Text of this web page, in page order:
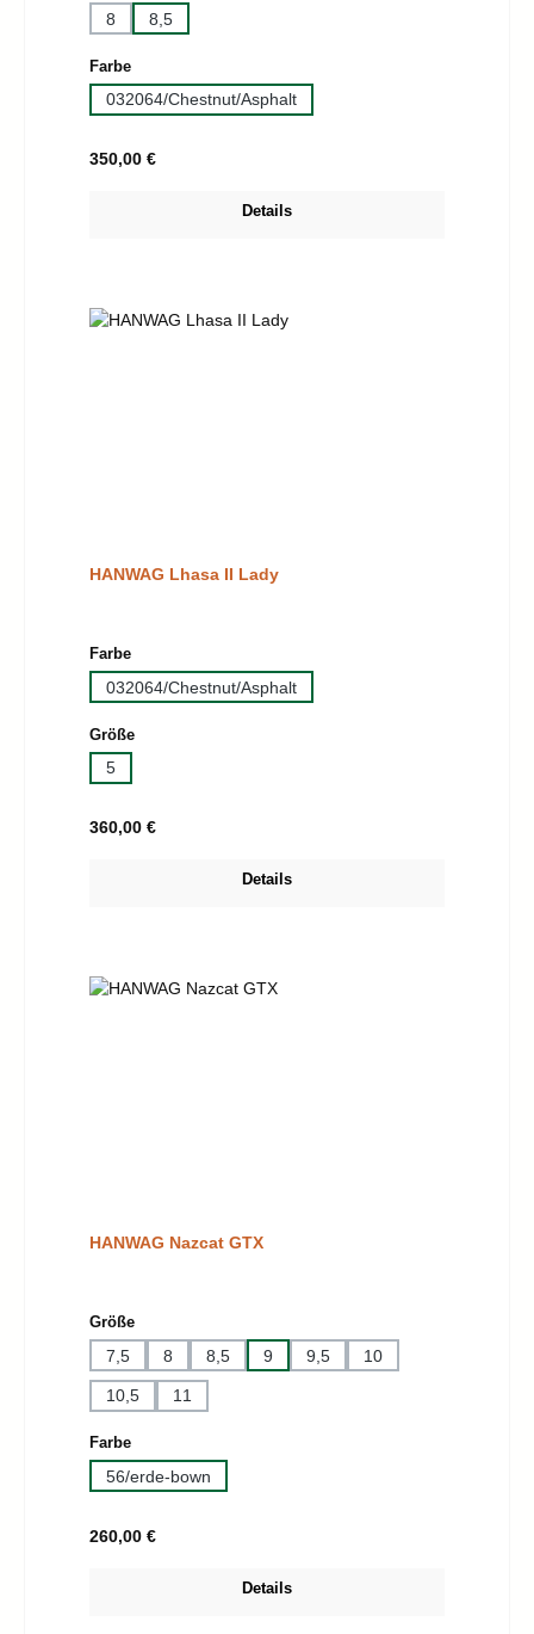
8 8,5
Farbeauswählen
032064/Chestnut/Asphalt
Regulärer Preis:
350,00 €
Details
HANWAG Lhasa II Lady
Farbeauswählen
032064/Chestnut/Asphalt
Größeauswählen
5
Regulärer Preis:
360,00 €
Details
HANWAG Nazcat GTX
Größeauswählen
7,5 8 8,5 9 9,5 10
10,5 11
Farbeauswählen
56/erde-bown
Regulärer Preis:
260,00 €
Details